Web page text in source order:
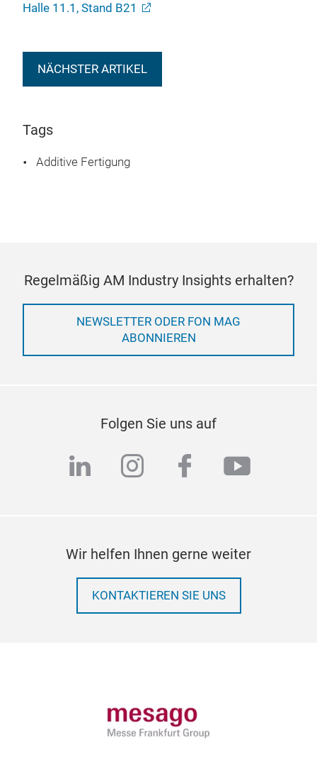
Halle 11.1, Stand B21
NÄCHSTER ARTIKEL
Tags
Additive Fertigung
Regelmäßig AM Industry Insights erhalten?
NEWSLETTER ODER FON MAG
ABONNIEREN
Folgen Sie uns auf
linkedininstagram
facebook
Wir helfen Ihnen gerne weiter
KONTAKTIEREN SIE UNS